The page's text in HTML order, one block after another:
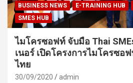
BUSINESS NEWS E-TRAINING HUB
SMES HUB
ไมโครซอฟท์ จับมือ Thai
เนอร์ เปิดโครงการไมโครซอ
ไทย
30/09/2020 admin